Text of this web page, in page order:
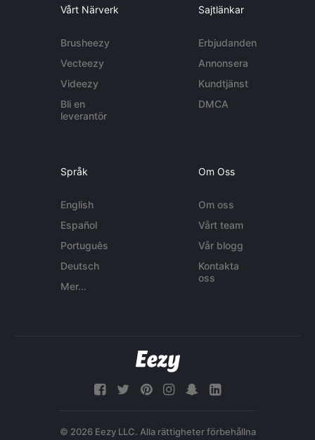
Vårt Närverk
Brusheezy
Vecteezy
Videezy
Bli en
leverantör
Sajtlänkar
Erbjudanden
Annonsera
Kundtjänst
DMCA
Språk
English
Español
Português
Deutsch
Mer...
Om Oss
Om oss
Vårt team
Vår blogg
Kontakta
oss
© 2026 Eezy LLC. Alla rättigheter förbehållna